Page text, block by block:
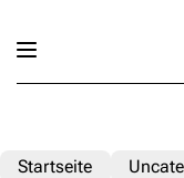
Startseite